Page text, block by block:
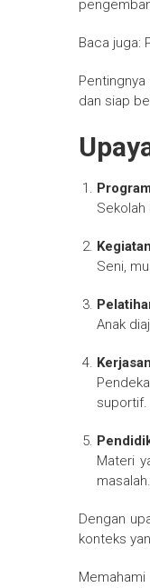
Baca juga:
dan siap
Sekolah
Seni,
Anak
suportif.
Materi
masalah.
Dengan
konteks